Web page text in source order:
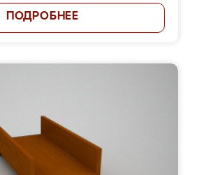
ПОДРОБНЕЕ